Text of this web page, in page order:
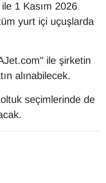
1 Kasım 2026
yurt içi uçuşlarda
ile şirketin
alınabilecek.
seçimlerinde de